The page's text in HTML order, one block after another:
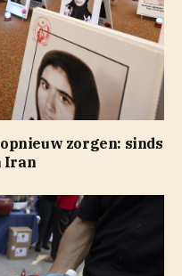
zorgen: sinds
Iran